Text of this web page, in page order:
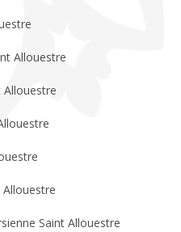
Allouestre
Saint Allouestre